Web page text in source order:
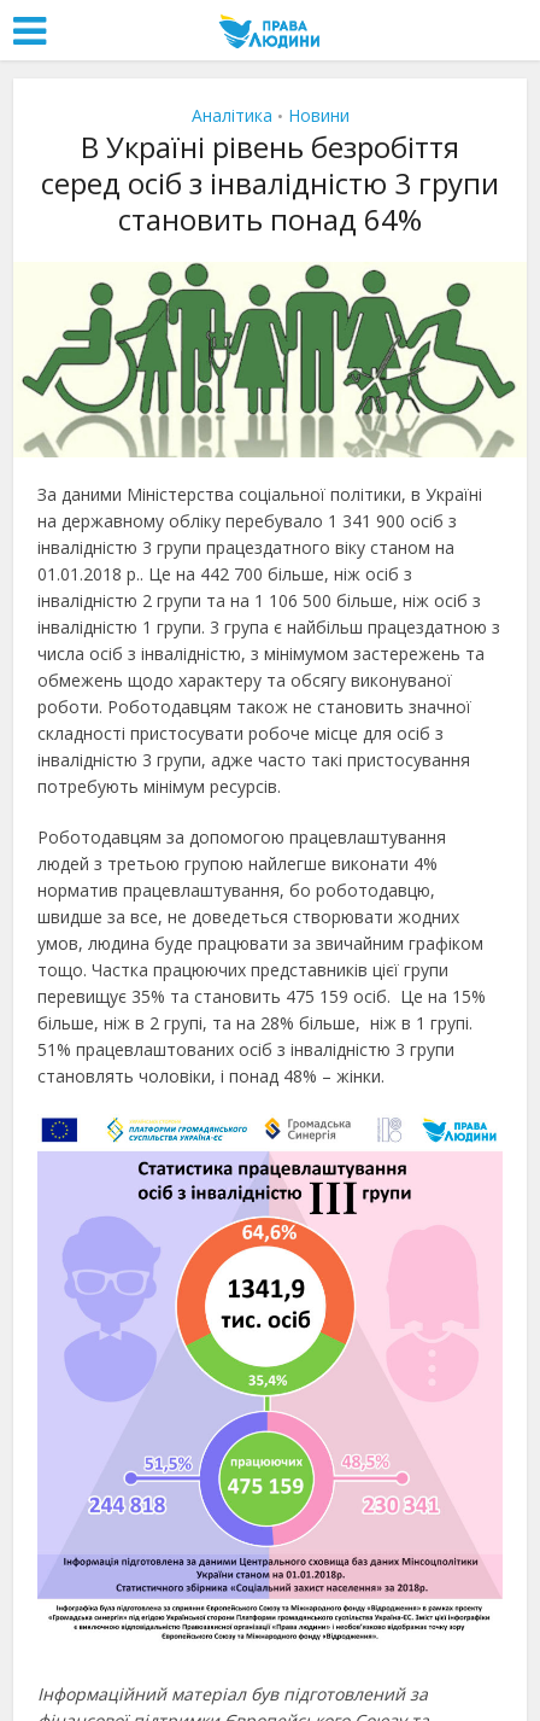
Аналітика • Новини
В Україні рівень безробіття
серед осіб з інвалідністю 3 групи
становить понад 64%
За даними Міністерства соціальної політики, в Україні
на державному обліку перебувало 1 341 900 осіб з
інвалідністю 3 групи працездатного віку станом на
01.01.2018 р.. Це на 442 700 більше, ніж осіб з
інвалідністю 2 групи та на 1 106 500 більше, ніж осіб з
інвалідністю 1 групи. 3 група є найбільш працездатною з
числа осіб з інвалідністю, з мінімумом застережень та
обмежень щодо характеру та обсягу виконуваної
роботи. Роботодавцям також не становить значної
складності пристосувати робоче місце для осіб з
інвалідністю 3 групи, адже часто такі пристосування
потребують мінімум ресурсів.
Роботодавцям за допомогою працевлаштування
людей з третьою групою найлегше виконати 4%
норматив працевлаштування, бо роботодавцю,
швидше за все, не доведеться створювати жодних
умов, людина буде працювати за звичайним графіком
тощо. Частка працюючих представників цієї групи
перевищує 35% та становить 475 159 осіб. Це на 15%
більше, ніж в 2 групі, та на 28% більше, ніж в 1 групі.
51% працевлаштованих осіб з інвалідністю 3 групи
становлять чоловіки, і понад 48% – жінки.
Інформаційний матеріал був підготовлений за